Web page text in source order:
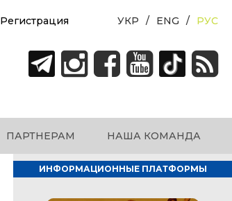
РУС
ENG
УКР
Регистрация
ПАРТНЕРАМ НАША КОМАНДА
ИНФОРМАЦИОННЫЕ ПЛАТФОРМЫ